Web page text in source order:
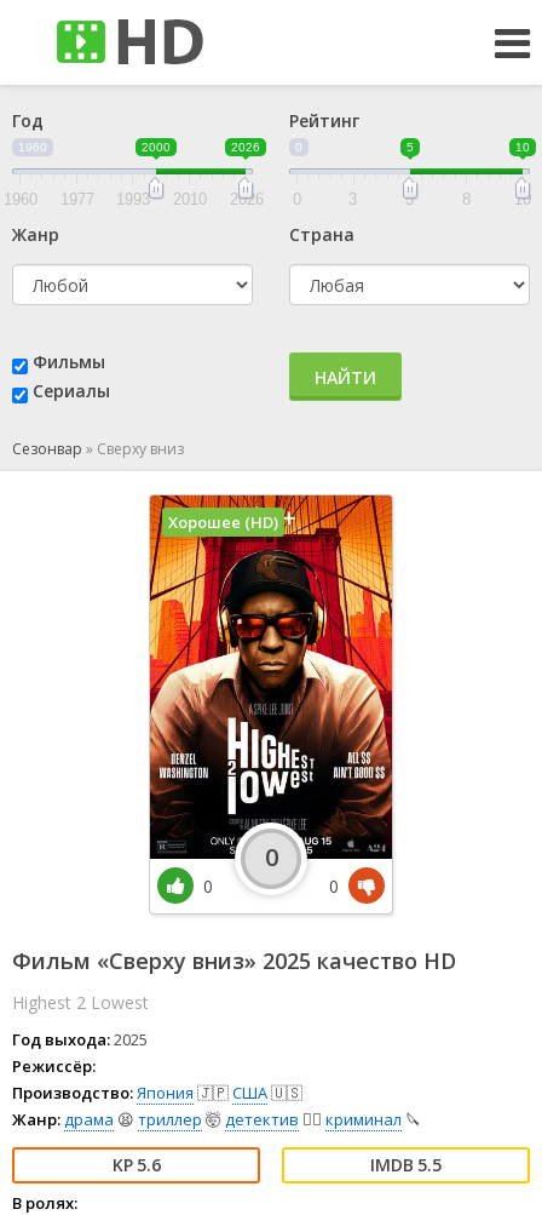
Год
1960 2000 2026
1960 1977 1993 2010 2026
Рейтинг
0 5 10
0 3 5 8 10
Жанр Страна
Фильмы
Сериалы
НАЙТИ
Сезонвар » Сверху вниз
Фильм «Сверху вниз» 2025 качество HD
Highest 2 Lowest
Год выхода:2025
Режиссёр:
Производство:Япония 🇯🇵США🇺🇸
Жанр:драма 😫 триллер 🤯детектив 🕵️‍♂️ криминал 🔪
5.6 5.5
В ролях:
Хорошее (HD)
0
0
0